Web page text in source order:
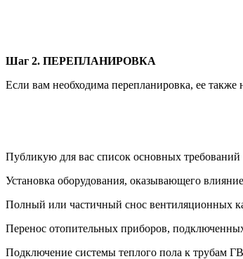
Шаг 2. ПЕРЕПЛАНИРОВКА
Если вам необходима перепланировка, ее
Публикую для вас список основных требований
Установка оборудования, оказывающего
Полный или частичный снос вентиляционных
Перенос отопительных приборов,
Подключение системы теплого пола к трубам